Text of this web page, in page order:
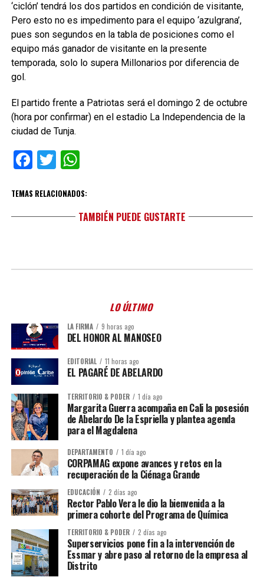
‘ciclón’ tendrá los dos partidos en condición de visitante,
Pero esto no es impedimento para el equipo ‘azulgrana’,
pues son segundos en la tabla de posiciones como el
equipo más ganador de visitante en la presente
temporada, solo lo supera Millonarios por diferencia de
gol.
El partido frente a Patriotas será el domingo 2 de octubre
(hora por confirmar) en el estadio La Independencia de la
ciudad de Tunja.
Facebook
TwitterWhatsApp
TEMAS RELACIONADOS:
TAMBIÉN PUEDE GUSTARTE
LO ÚLTIMO
LA FIRMA 9 horas ago
DEL HONOR AL MANOSEO
EDITORIAL 11 horas ago
EL PAGARÉ DE ABELARDO
TERRITORIO & PODER 1 día ago
Margarita Guerra acompaña en Cali la posesión
de Abelardo De la Espriella y plantea agenda
para el Magdalena
DEPARTAMENTO 1 día ago
CORPAMAG expone avances y retos en la
recuperación de la Ciénaga Grande
EDUCACIÓN 2 días ago
Rector Pablo Vera le dio la bienvenida a la
primera cohorte del Programa de Química
TERRITORIO & PODER 2 días ago
Superservicios pone fin a la intervención de
Essmar y abre paso al retorno de la empresa al
Distrito